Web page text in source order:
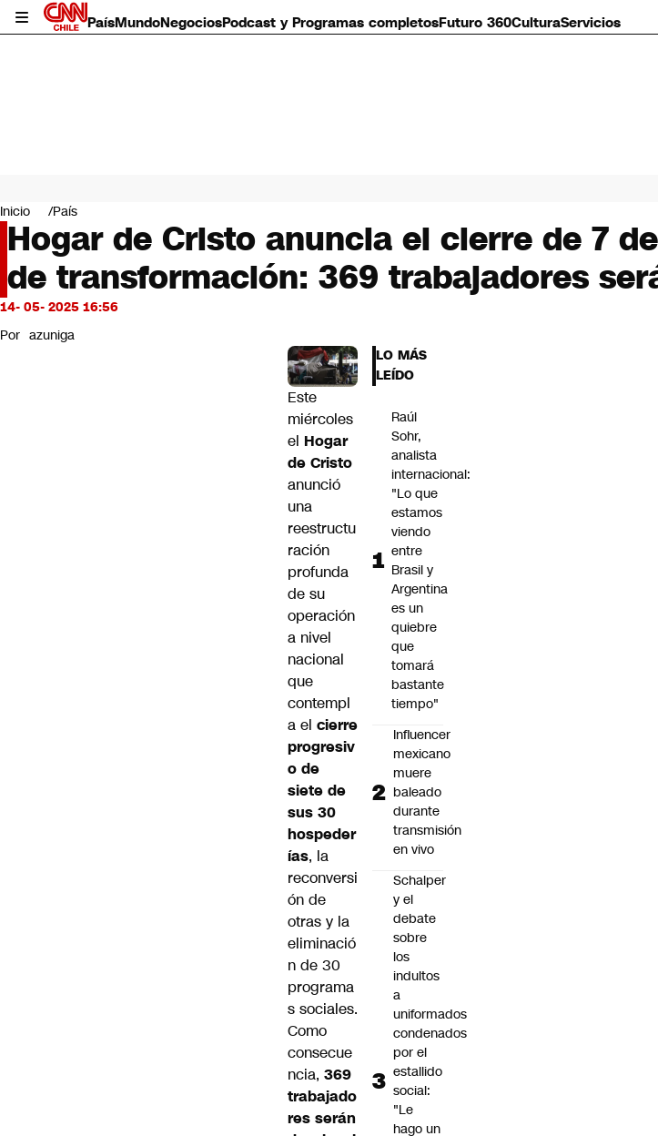
PaísMundoNegociosPodcast y Programas completosFuturo 360CulturaServicios
Mundo
Negocios
Deportes
Programas completos
Cultura
Servicios
CNN Data
Inicio País
Hogar de Cristo anuncia el cierre de 7
de transformación: 369 trabajadores
14- 05- 2025 16:56
Por azuniga
Este
miércoles
el Hogar
de Cristo
anunció
una
reestructu
ración
profunda
de su
operación
a nivel
nacional
que
contempl
a el cierre
progresiv
o de
siete de
sus 30
hospeder
ías, la
reconversi
ón de
otras y la
eliminació
n de 30
programa
s sociales.
Como
consecue
ncia, 369
trabajado
res serán
LO MÁS
LEÍDO
Raúl
Sohr,
analista
internacional:
"Lo que
estamos
viendo
entre
Brasil y
Argentina
es un
quiebre
que
tomará
bastante
tiempo"
Influencer
mexicano
muere
baleado
durante
transmisión
en vivo
Schalper
y el
debate
sobre
los
indultos
a
uniformados
condenados
por el
estallido
social:
"Le
hago un